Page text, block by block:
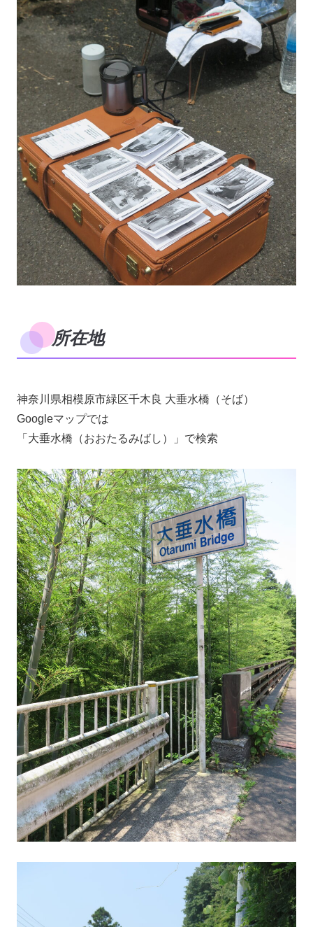
所在地
神奈川県相模原市緑区千木良 大垂水橋（そば）
Googleマップでは
「大垂水橋（おおたるみばし）」で検索